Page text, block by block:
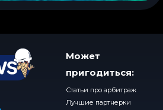
Может
пригодиться:
Статьи про арбитраж
Лучшие партнерки